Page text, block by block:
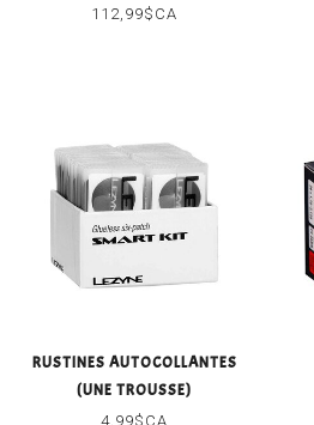
112,99$CA
RUSTINES AUTOCOLLANTES
(UNE TROUSSE)
4,99$CA